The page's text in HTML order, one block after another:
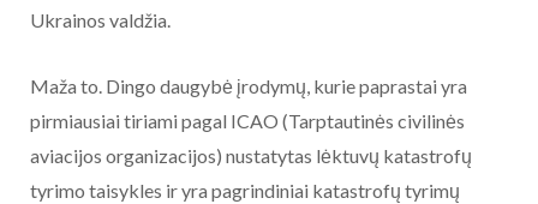
Ukrainos valdžia.
Maža to. Dingo daugybė įrodymų, kurie paprastai yra
pirmiausiai tiriami pagal ICAO (Tarptautinės civilinės
aviacijos organizacijos) nustatytas lėktuvų katastrofų
tyrimo taisykles ir yra pagrindiniai katastrofų tyrimų